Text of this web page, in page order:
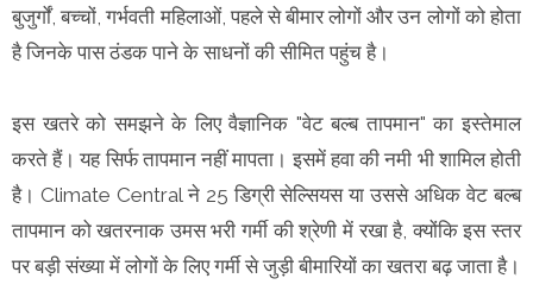
बुजुर्गों, बच्चों, गर्भवती महिलाओं, पहले से बीमार लोगों और उन लोगों को होता
है जिनके पास ठंडक पाने के साधनों की सीमित पहुंच है।
इस खतरे को समझने के लिए वैज्ञानिक "वेट बल्ब तापमान" का इस्तेमाल
करते हैं। यह सिर्फ तापमान नहीं मापता। इसमें हवा की नमी भी शामिल होती
है। Climate Central ने 25 डिग्री सेल्सियस या उससे अधिक वेट बल्ब
तापमान को खतरनाक उमस भरी गर्मी की श्रेणी में रखा है, क्योंकि इस स्तर
पर बड़ी संख्या में लोगों के लिए गर्मी से जुड़ी बीमारियों का खतरा बढ़ जाता है।